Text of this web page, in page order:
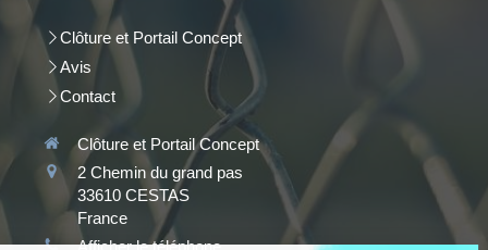
Clôture et Portail Concept
Avis
Contact
Clôture et Portail Concept
2 Chemin du grand pas
33610 CESTAS
France
Afficher le téléphone
Continuer sans accepter